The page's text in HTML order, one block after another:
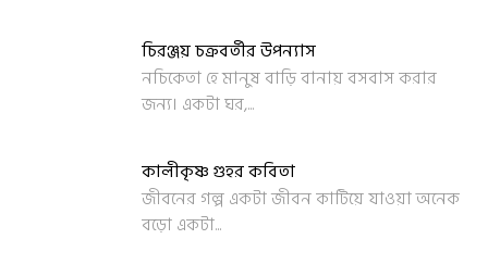
চিরঞ্জয় চক্রবর্তীর উপন্যাস
নচিকেতা হে মানুষ বাড়ি বানায় বসবাস করার
জন্য। একটা ঘর,...
কালীকৃষ্ণ গুহর কবিতা
জীবনের গল্প একটা জীবন কাটিয়ে যাওয়া অনেক
বড়ো একটা...